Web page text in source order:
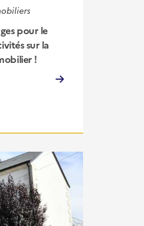
pour le
sur la
!